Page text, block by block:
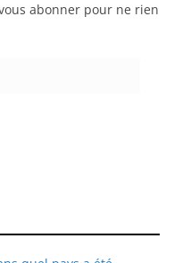
abonner pour ne rien